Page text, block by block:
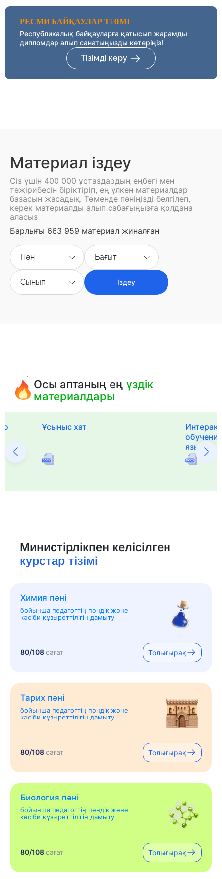
РЕСМИ БАЙҚАУЛАР ТІЗІМІ
Республикалық байқауларға қатысып жарамды
дипломдар алып санатыңызды көтеріңіз!
Тізімді көру
Материал іздеу
Сіз үшін 400 000 ұстаздардың еңбегі мен
тәжірибесін біріктіріп, ең үлкен материалдар
базасын жасадық. Төменде пәніңізді белгілеп,
керек материалды алып сабағыңызға қолдана
аласыз
Барлығы 663 959 материал жиналған
Пән Бағыт
Сынып Іздеу
Осы аптаның еңүздік
материалдары
Ұсыныс хат
языка и
Министірлікпен келісілген
курстар тізімі
Химия пәні
бойынша педагогтің пәндік және
кәсіби құзыреттілігін дамыту
80/108сағат Толығырақ
Тарих пәні
бойынша педагогтің пәндік және
кәсіби құзыреттілігін дамыту
80/108сағат Толығырақ
Биология пәні
бойынша педагогтің пәндік және
кәсіби құзыреттілігін дамыту
80/108сағат Толығырақ